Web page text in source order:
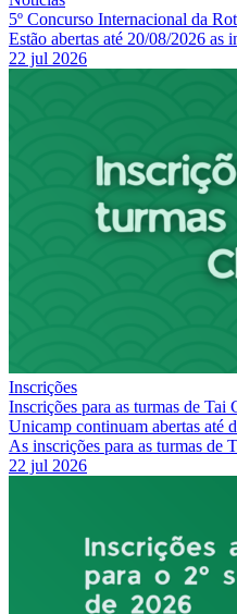
5º Concurso Internacional da
Estão abertas até 20/08/2026
22 jul 2026
Inscrições
Inscrições para as turmas de
Unicamp continuam abertas até
As inscrições para as turmas
22 jul 2026